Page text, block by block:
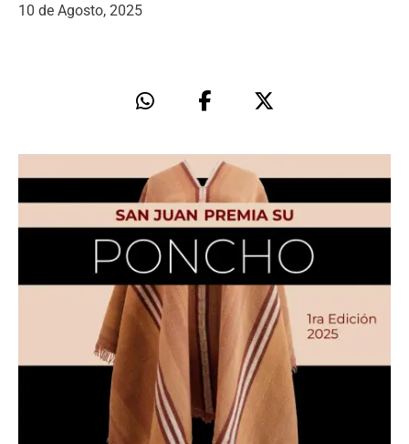
10 de Agosto, 2025